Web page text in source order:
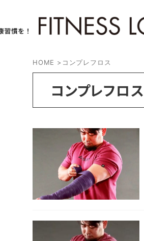
HOME > コンプレフロス
コンプレフロス